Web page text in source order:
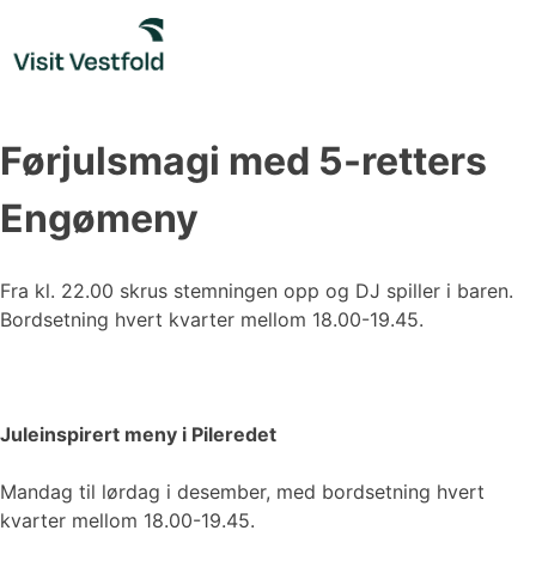
content
Førjulsmagi med 5-retters
Engømeny
Fra kl. 22.00 skrus stemningen opp og DJ spiller i baren.
Bordsetning hvert kvarter mellom 18.00-19.45.
Juleinspirert meny i Pileredet
Mandag til lørdag i desember, med bordsetning hvert
kvarter mellom 18.00-19.45.